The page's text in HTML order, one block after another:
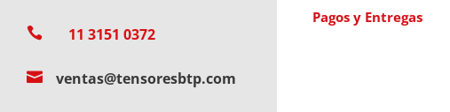
 11 3151 0372
 ventas@tensoresbtp.com
Pagos y Entregas